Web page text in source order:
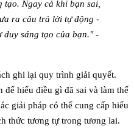
Ngay cả khi bạn sai,
ra câu trả lời tự động -
duy sáng tạo của bạn." -
ghi lại quy trình giải quyết.
hiểu điều gì đã sai và làm thế
giải pháp có thể cung cấp hiểu
thức tương tự trong tương lai.